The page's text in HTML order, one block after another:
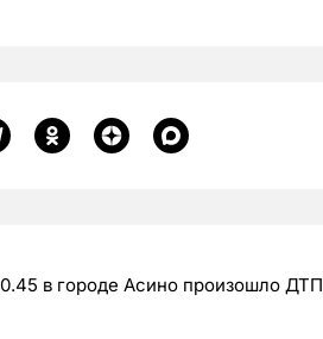
в городе Асино произошло ДТП